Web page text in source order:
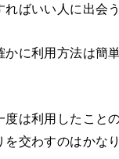
ばいい人に出会
かに利用方法は簡
度は利用したこと
交わすのはかな